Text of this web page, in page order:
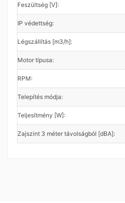
Feszültség [V]:
IP védettség:
Légszállítás [m3/h]:
Motor típusa:
RPM:
Telepítés módja:
Teljesítmény [W]:
Zajszint 3 méter távolságból [dBA]: